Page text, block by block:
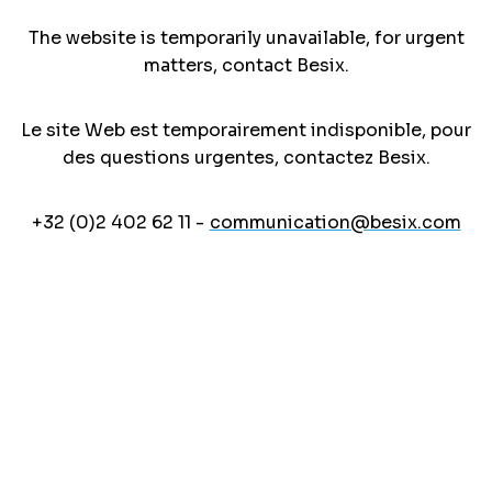
The website is temporarily unavailable, for urgent
matters, contact Besix.
Le site Web est temporairement indisponible, pour
des questions urgentes, contactez Besix.
+32 (0)2 402 62 11 - communication@besix.com